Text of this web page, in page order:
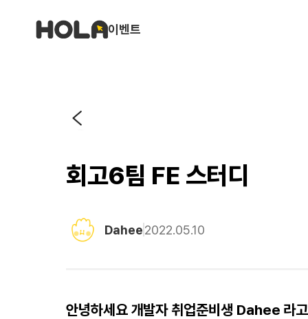
이벤트
회고6팀 FE 스터디
Dahee2022.05.10
안녕하세요 개발자 취업준비생 Dahee 라